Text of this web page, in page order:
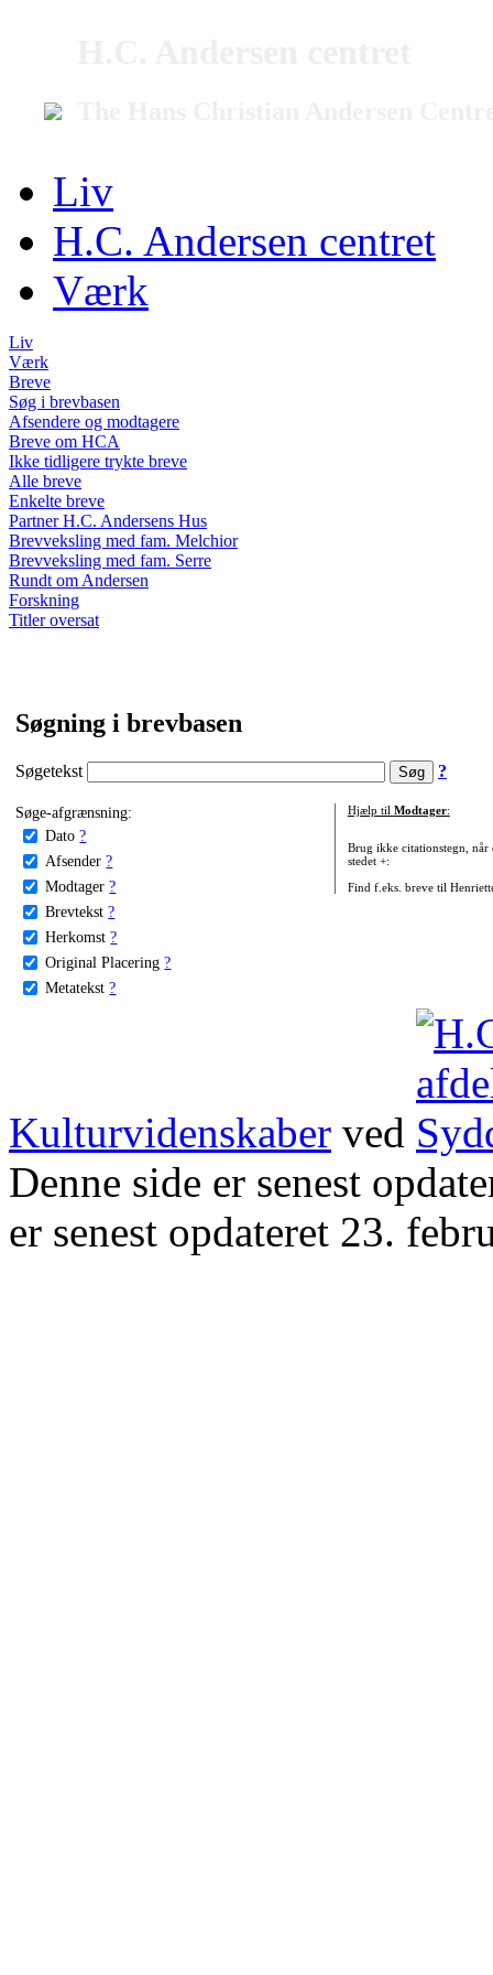
Liv
H.C. Andersen centret
Værk
Liv
Værk
Breve
Søg i brevbasen
Afsendere og modtagere
Breve om HCA
Ikke tidligere trykte breve
Alle breve
Enkelte breve
Partner H.C. Andersens Hus
Brevveksling med fam. Melchior
Brevveksling med fam. Serre
Rundt om Andersen
Forskning
Titler oversat
Søgning i brevbasen
Søgetekst ?
Søge-afgrænsning:
Dato ?
Afsender ?
Modtager ?
Brevtekst ?
Herkomst ?
Original Placering ?
Metatekst ?
Hjælp til Modtager:
Brug ikke citationstegn, når
stedet +:
Find f.eks. breve til
Kulturvidenskaber ved
Denne side er senest
er senest opdateret 23.